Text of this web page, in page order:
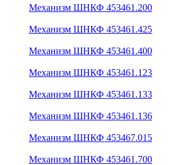
Механизм ШНКФ 453461.200
Механизм ШНКФ 453461.425
Механизм ШНКФ 453461.400
Механизм ШНКФ 453461.123
Механизм ШНКФ 453461.133
Механизм ШНКФ 453461.136
Механизм ШНКФ 453467.015
Механизм ШНКФ 453461.700